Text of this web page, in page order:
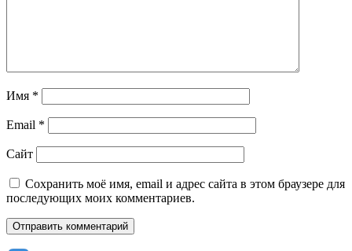
Имя *
Email *
Сайт
Сохранить моё имя, email и адрес сайта в этом браузере для
последующих моих комментариев.